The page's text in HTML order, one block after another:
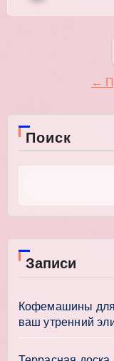
записей←
Поиск
Записи
Кофемашины для
ваш утренний